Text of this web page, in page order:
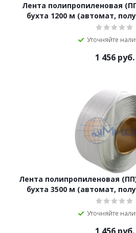
Лента полипропиленовая
бухта 1200 м (автомат,
Уточняйте
1 456 руб.
Лента полипропиленовая
бухта 3500 м (автомат,
Уточняйте